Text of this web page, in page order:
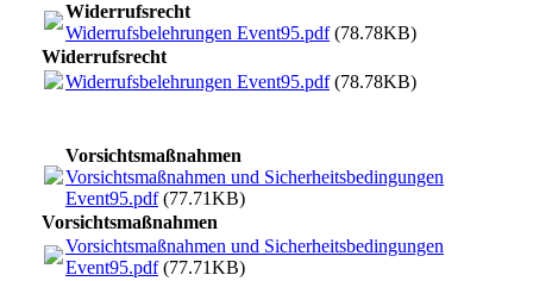
Widerrufsrecht
Widerrufsbelehrungen Event95.pdf(78.78KB)
Widerrufsrecht
Widerrufsbelehrungen Event95.pdf(78.78KB)
Vorsichtsmaßnahmen
Vorsichtsmaßnahmen und Sicherheitsbedingungen
Event95.pdf(77.71KB)
Vorsichtsmaßnahmen
Vorsichtsmaßnahmen und Sicherheitsbedingungen
Event95.pdf(77.71KB)